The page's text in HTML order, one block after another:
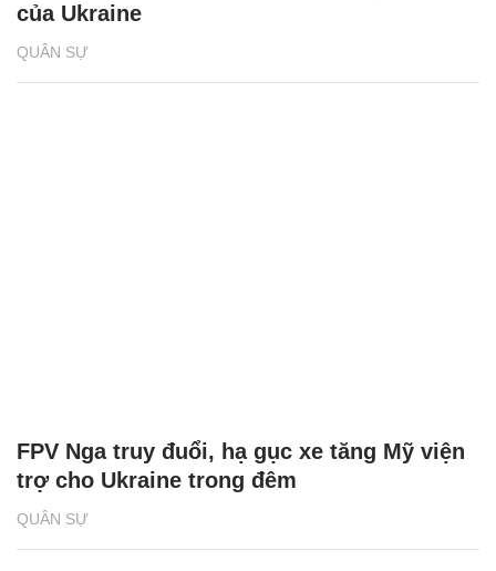
QUÂN SỰ
của Ukraine
QUÂN SỰ
FPV Nga truy đuổi, hạ gục xe tăng Mỹ viện
trợ cho Ukraine trong đêm